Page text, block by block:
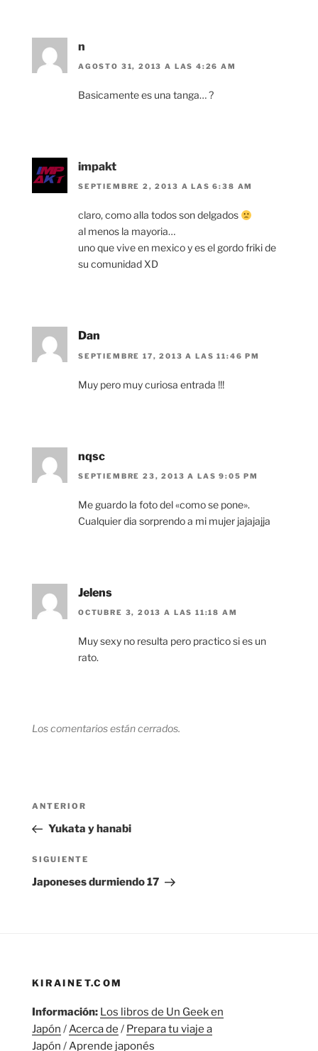
n
AGOSTO 31, 2013 A LAS 4:26 AM
Basicamente es una tanga… ?
impakt
SEPTIEMBRE 2, 2013 A LAS 6:38 AM
claro, como alla todos son delgados
al menos la mayoria…
uno que vive en mexico y es el gordo friki de
su comunidad XD
Dan
SEPTIEMBRE 17, 2013 A LAS 11:46 PM
Muy pero muy curiosa entrada !!!
nqsc
SEPTIEMBRE 23, 2013 A LAS 9:05 PM
Me guardo la foto del «como se pone».
Cualquier dia sorprendo a mi mujer jajajajja
Jelens
OCTUBRE 3, 2013 A LAS 11:18 AM
Muy sexy no resulta pero practico si es un
rato.
Los comentarios están cerrados.
Navegación
entradas
Entrada
anterior:
ANTERIOR
Yukata y hanabi
Siguiente
entrada
SIGUIENTE
Japoneses durmiendo 17
KIRAINET.COM
Información: Los libros de Un Geek en
Japón /Acerca de / Prepara tu viaje a
Japón /Aprende japonés